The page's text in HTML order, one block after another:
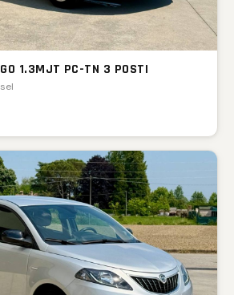
1.3MJT PC-TN 3 POSTI